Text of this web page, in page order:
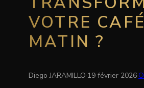
VOTRE
MATIN ?
Diego JARAMILLO·19 février 2026·